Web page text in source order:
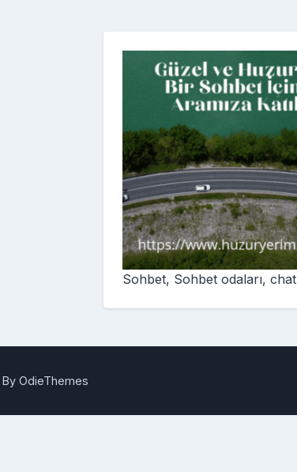
Sohbet, Sohbet odaları, chat
By OdieThemes